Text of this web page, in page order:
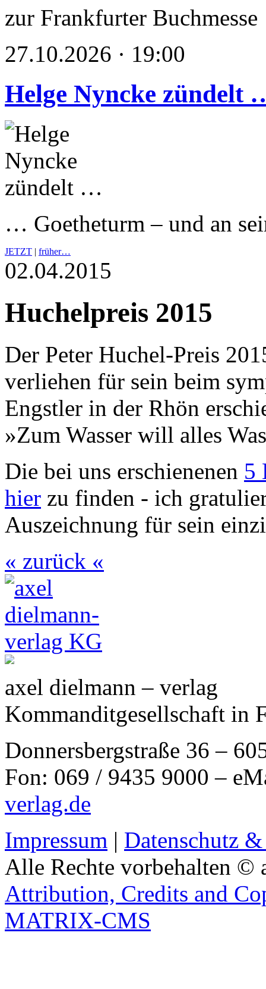
zur Frankfurter Buchmesse
27.10.2026 · 19:00
Helge Nyncke zündelt
… Goetheturm – und an
JETZT | früher…
02.04.2015
Huchelpreis 2015
Der Peter Huchel-Preis
verliehen für sein beim
Engstler in der Rhön
»Zum Wasser will alles
Die bei uns erschienenen 5
hier zu finden - ich
Auszeichnung für sein
« zurück «
axel dielmann – verlag
Kommanditgesellschaft in
Donnersbergstraße 36 –
Fon: 069 / 9435 9000 –
verlag.de
Impressum | Datenschutz
Alle Rechte vorbehalten ©
Attribution, Credits and
MATRIX-CMS